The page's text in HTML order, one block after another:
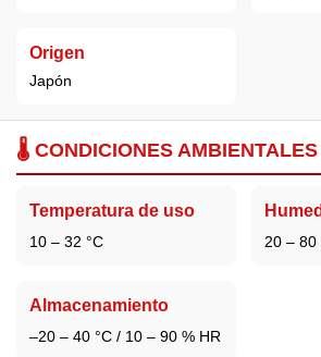
Origen
Japón
🌡️ CONDICIONES AMBIENTALES
Temperatura de uso
10 – 32 °C 20 – 80
Almacenamiento
–20 – 40 °C / 10 – 90 % HR